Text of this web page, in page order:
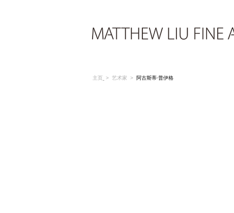
主页 > 艺术家 > 阿古斯蒂·普伊格